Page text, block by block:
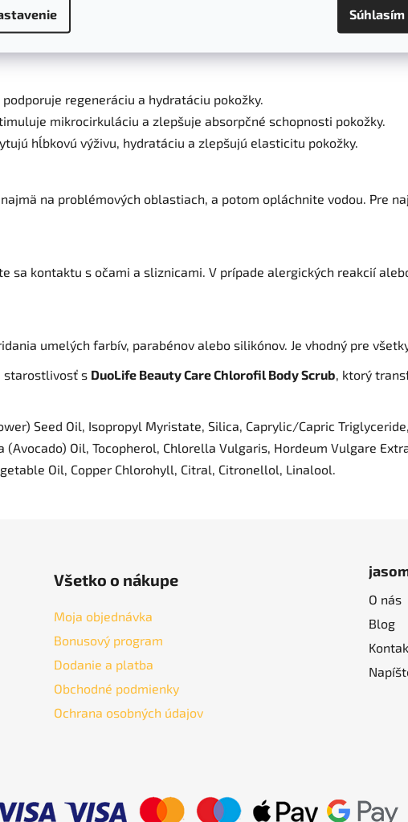
Súhlasím
chráni pokožku pred voľnými radikálmi a podporuje jej
oleje intenzívne hydratujú a vyživujú pokožku, zanechávajúc ju
regeneráciu a hydratáciu pokožky.
mikrocirkuláciu a zlepšuje absorpčné schopnosti pokožky.
hĺbkovú výživu, hydratáciu a zlepšujú elasticitu pokožky.
na problémových oblastiach, a potom opláchnite vodou. Pre
sa kontaktu s očami a sliznicami. V prípade alergických reakcií
umelých farbív, parabénov alebo silikónov. Je vhodný pre
starostlivosť s DuoLife Beauty Care Chlorofil Body Scrub, ktorý
Seed Oil, Isopropyl Myristate, Silica, Caprylic/Capric
Oil, Tocopherol, Chlorella Vulgaris, Hordeum Vulgare
Oil, Copper Chlorohyll, Citral, Citronellol, Linalool.
Všetko o nákupe
Moja objednávka
Bonusový program
Dodanie a platba
Obchodné podmienky
Ochrana osobných údajov
O nás
Blog